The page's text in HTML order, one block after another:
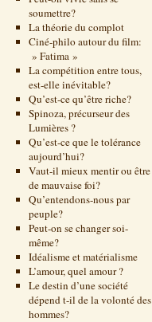
soumettre?
La théorie du complot
Ciné-philo autour du film:
» Fatima »
La compétition entre tous,
est-elle inévitable?
Qu’est-ce qu’être riche?
Spinoza, précurseur des
Lumières ?
Qu’est-ce que le tolérance
aujourd’hui?
Vaut-il mieux mentir ou être
de mauvaise foi?
Qu’entendons-nous par
peuple?
Peut-on se changer soi-
même?
Idéalisme et matérialisme
L’amour, quel amour ?
Le destin d’une société
dépend t-il de la volonté des
hommes?